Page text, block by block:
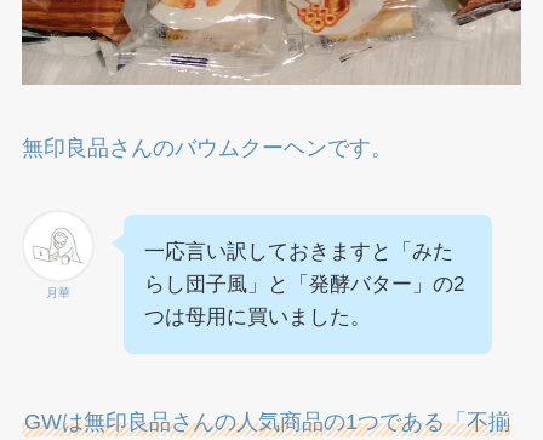
無印良品さんのバウムクーヘンです。
月華
一応言い訳しておきますと「みた
らし団子風」と「発酵バター」の2
つは母用に買いました。
GWは無印良品さんの人気商品の1つである「不揃